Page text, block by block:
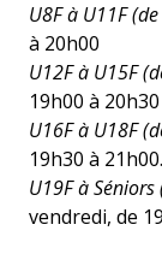
U8F à U11F
à 20h00
U12F à U15F
19h00 à 20h30
U16F à U18F
19h30 à
U19F à
vendredi, de